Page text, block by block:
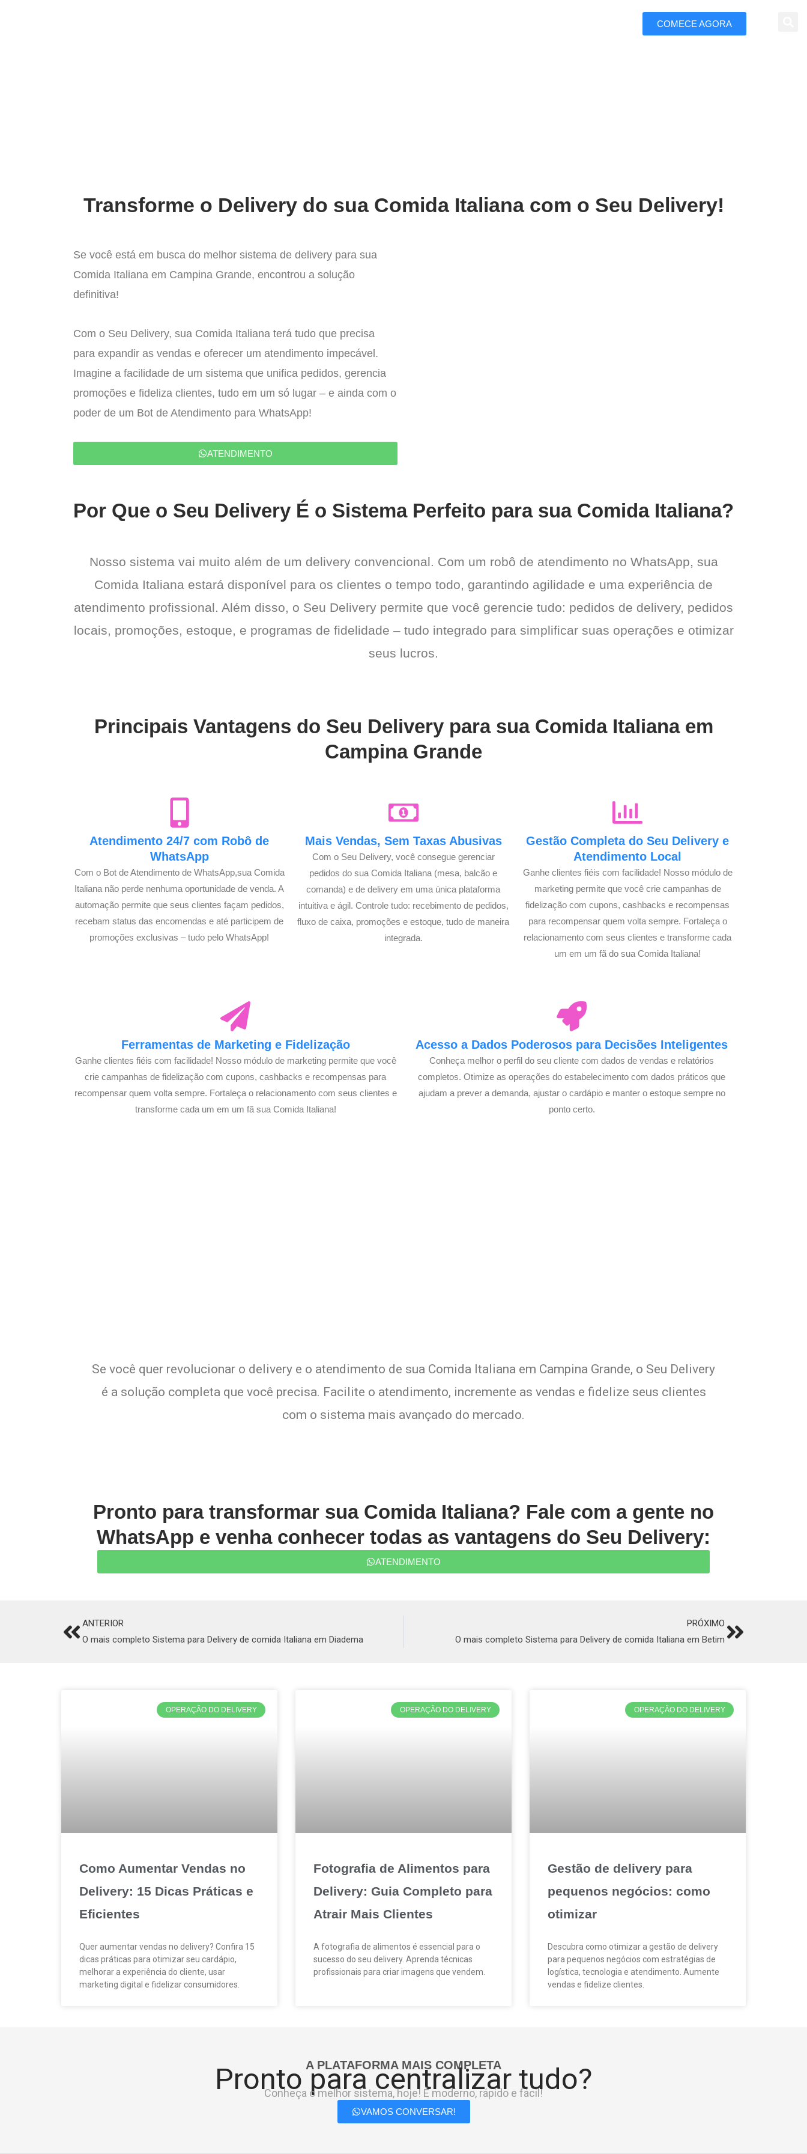
COMECE AGORA
Transforme o Delivery do sua Comida Italiana com o Seu Delivery!
Se você está em busca do melhor sistema de delivery para sua
Comida Italiana em Campina Grande, encontrou a solução
definitiva!
Com o Seu Delivery, sua Comida Italiana terá tudo que precisa
para expandir as vendas e oferecer um atendimento impecável.
Imagine a facilidade de um sistema que unifica pedidos, gerencia
promoções e fideliza clientes, tudo em um só lugar – e ainda com o
poder de um Bot de Atendimento para WhatsApp!
ATENDIMENTO
Por Que o Seu Delivery É o Sistema Perfeito para sua Comida Italiana?
Nosso sistema vai muito além de um delivery convencional. Com um robô de atendimento no WhatsApp, sua
Comida Italiana estará disponível para os clientes o tempo todo, garantindo agilidade e uma experiência de
atendimento profissional. Além disso, o Seu Delivery permite que você gerencie tudo: pedidos de delivery, pedidos
locais, promoções, estoque, e programas de fidelidade – tudo integrado para simplificar suas operações e otimizar
seus lucros.
Principais Vantagens do Seu Delivery para sua Comida Italiana em
Campina Grande
Atendimento 24/7 com Robô de
WhatsApp
Com o Bot de Atendimento de WhatsApp,sua Comida
Italiana não perde nenhuma oportunidade de venda. A
automação permite que seus clientes façam pedidos,
recebam status das encomendas e até participem de
promoções exclusivas – tudo pelo WhatsApp!
Mais Vendas, Sem Taxas Abusivas
Com o Seu Delivery, você consegue gerenciar
pedidos do sua Comida Italiana (mesa, balcão e
comanda) e de delivery em uma única plataforma
intuitiva e ágil. Controle tudo: recebimento de pedidos,
fluxo de caixa, promoções e estoque, tudo de maneira
integrada.
Gestão Completa do Seu Delivery e
Atendimento Local
Ganhe clientes fiéis com facilidade! Nosso módulo de
marketing permite que você crie campanhas de
fidelização com cupons, cashbacks e recompensas
para recompensar quem volta sempre. Fortaleça o
relacionamento com seus clientes e transforme cada
um em um fã do sua Comida Italiana!
Ferramentas de Marketing e Fidelização
Ganhe clientes fiéis com facilidade! Nosso módulo de marketing permite que você
crie campanhas de fidelização com cupons, cashbacks e recompensas para
recompensar quem volta sempre. Fortaleça o relacionamento com seus clientes e
transforme cada um em um fã sua Comida Italiana!
Acesso a Dados Poderosos para Decisões Inteligentes
Conheça melhor o perfil do seu cliente com dados de vendas e relatórios
completos. Otimize as operações do estabelecimento com dados práticos que
ajudam a prever a demanda, ajustar o cardápio e manter o estoque sempre no
ponto certo.
Se você quer revolucionar o delivery e o atendimento de sua Comida Italiana em Campina Grande, o Seu Delivery
é a solução completa que você precisa. Facilite o atendimento, incremente as vendas e fidelize seus clientes
com o sistema mais avançado do mercado.
Pronto para transformar sua Comida Italiana? Fale com a gente no
WhatsApp e venha conhecer todas as vantagens do Seu Delivery:
ATENDIMENTO
PrevANTERIOR
O mais completo Sistema para Delivery de comida Italiana em Diadema
PRÓXIMO
O mais completo Sistema para Delivery de comida Italiana em Betim Next
OPERAÇÃO DO DELIVERY
Como Aumentar Vendas no
Delivery: 15 Dicas Práticas e
Eficientes
Quer aumentar vendas no delivery? Confira 15
dicas práticas para otimizar seu cardápio,
melhorar a experiência do cliente, usar
marketing digital e fidelizar consumidores.
OPERAÇÃO DO DELIVERY
Fotografia de Alimentos para
Delivery: Guia Completo para
Atrair Mais Clientes
A fotografia de alimentos é essencial para o
sucesso do seu delivery. Aprenda técnicas
profissionais para criar imagens que vendem.
OPERAÇÃO DO DELIVERY
Gestão de delivery para
pequenos negócios: como
otimizar
Descubra como otimizar a gestão de delivery
para pequenos negócios com estratégias de
logística, tecnologia e atendimento. Aumente
vendas e fidelize clientes.
A PLATAFORMA MAIS COMPLETA
Pronto para centralizar tudo?
Conheça o melhor sistema, hoje! É moderno, rápido e fácil!
VAMOS CONVERSAR!